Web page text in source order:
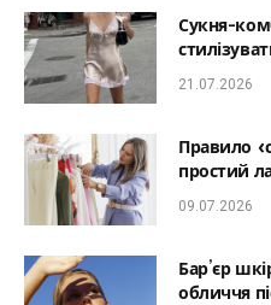
Сукня-
до
21.07.2026
Правило
простий
який
09.07.2026
Бар’єр
обличчя